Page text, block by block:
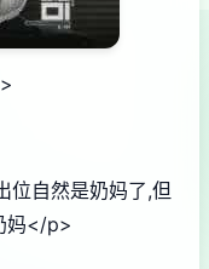
位自然是奶妈了,但
妈</p>